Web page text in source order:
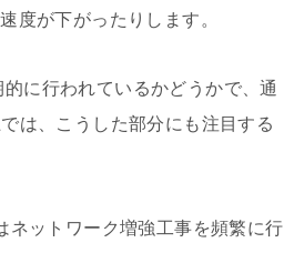
度が下がったりします。
に行われているかどうかで、通
は、こうした部分にも注目する
ネットワーク増強工事を頻繁に行